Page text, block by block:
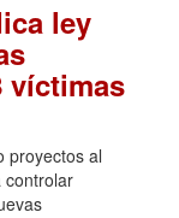
ley
víctimas
proyectos al
controlar